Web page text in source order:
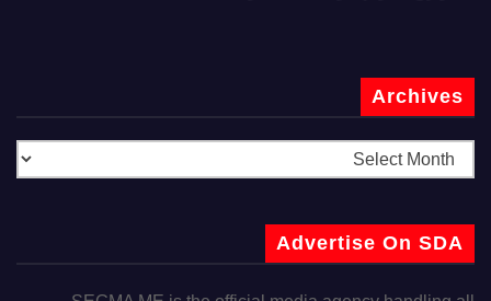
Archives
Advertise On SDA